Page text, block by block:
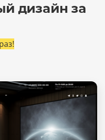
дизайн за